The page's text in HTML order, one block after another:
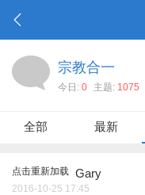
宗教合一
今日: 0 主题: 1075
全部 最新
点击重新加载 Gary
2016-10-25 17:45